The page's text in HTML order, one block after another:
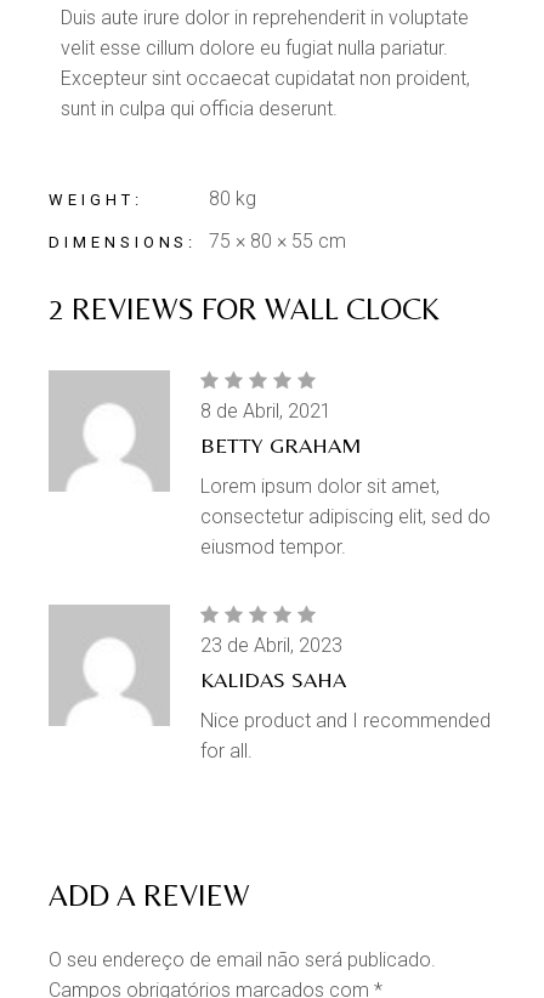
Duis aute irure dolor in reprehenderit in voluptate
velit esse cillum dolore eu fugiat nulla pariatur.
Excepteur sint occaecat cupidatat non proident,
sunt in culpa qui officia deserunt.
WEIGHT 80 kg
DIMENSIONS 75 × 80 × 55 cm
2 REVIEWS FORWALL CLOCK
BETTY GRAHAM
8 de Abril, 2021
Lorem ipsum dolor sit amet,
consectetur adipiscing elit, sed do
eiusmod tempor.
KALIDAS SAHA
23 de Abril, 2023
Nice product and I recommended
for all.
ADD A REVIEW
O seu endereço de email não será publicado.
Campos obrigatórios marcados com*